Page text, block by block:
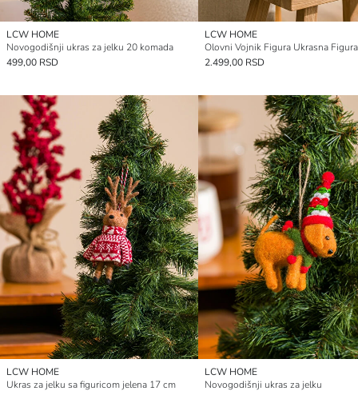
LCW HOME
Novogodišnji ukras za jelku 20 komada
499,00 RSD
LCW HOME
Olovni Vojnik Figura Ukrasna
2.499,00 RSD
LCW HOME
Ukras za jelku sa figuricom jelena 17 cm
LCW HOME
Novogodišnji ukras za jelku